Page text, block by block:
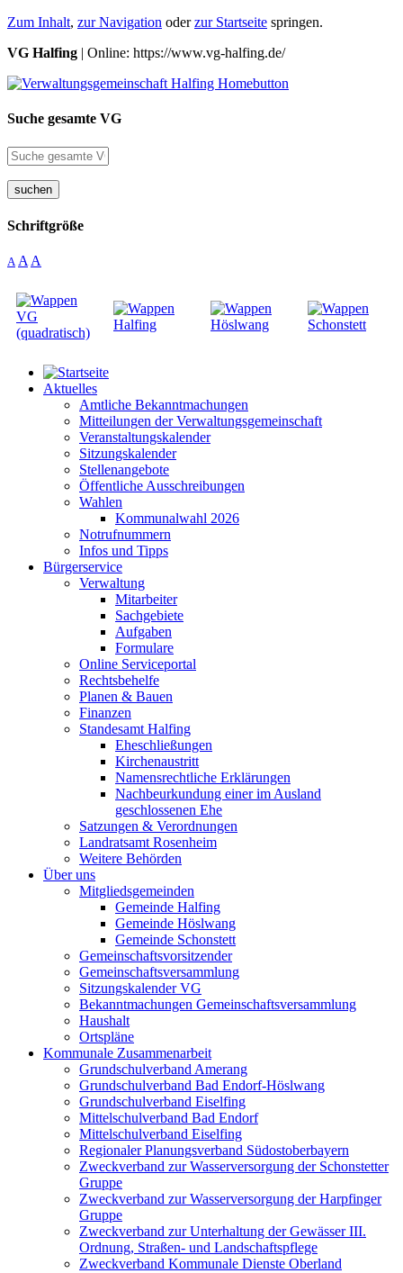
Zum Inhalt, zur Navigation oderzur Startseite springen.
VG Halfing | Online: https://www.vg-halfing.de/
Suche gesamte VG
suchen
Schriftgröße
A A A
Aktuelles
Amtliche Bekanntmachungen
Mitteilungen der Verwaltungsgemeinschaft
Veranstaltungskalender
Sitzungskalender
Stellenangebote
Öffentliche Ausschreibungen
Wahlen
Kommunalwahl 2026
Notrufnummern
Infos und Tipps
Bürgerservice
Verwaltung
Mitarbeiter
Sachgebiete
Aufgaben
Formulare
Online Serviceportal
Rechtsbehelfe
Planen & Bauen
Finanzen
Standesamt Halfing
Eheschließungen
Kirchenaustritt
Namensrechtliche Erklärungen
Nachbeurkundung einer im Ausland
geschlossenen Ehe
Satzungen & Verordnungen
Landratsamt Rosenheim
Weitere Behörden
Über uns
Mitgliedsgemeinden
Gemeinde Halfing
Gemeinde Höslwang
Gemeinde Schonstett
Gemeinschaftsvorsitzender
Gemeinschaftsversammlung
Sitzungskalender VG
Bekanntmachungen Gemeinschaftsversammlung
Haushalt
Ortspläne
Kommunale Zusammenarbeit
Grundschulverband Amerang
Grundschulverband Bad Endorf-Höslwang
Grundschulverband Eiselfing
Mittelschulverband Bad Endorf
Mittelschulverband Eiselfing
Regionaler Planungsverband Südostoberbayern
Zweckverband zur Wasserversorgung der Schonstetter
Gruppe
Zweckverband zur Wasserversorgung der Harpfinger
Gruppe
Zweckverband zur Unterhaltung der Gewässer III.
Ordnung, Straßen- und Landschaftspflege
Zweckverband Kommunale Dienste Oberland